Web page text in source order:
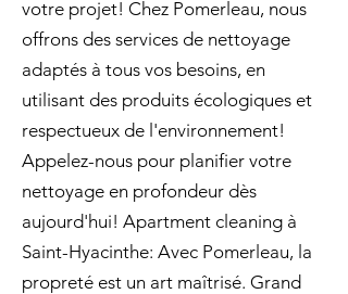
votre projet! Chez Pomerleau, nous
offrons des services de nettoyage
adaptés à tous vos besoins, en
utilisant des produits écologiques et
respectueux de l'environnement!
Appelez-nous pour planifier votre
nettoyage en profondeur dès
aujourd'hui! Apartment cleaning à
Saint-Hyacinthe: Avec Pomerleau, la
propreté est un art maîtrisé. Grand